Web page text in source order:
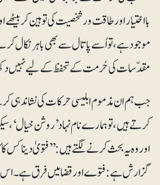
بااختیار اور طاقت ور شخصیت کی توہین کر
موجود ہے، تو اُسے پاتال سے بھی باہر نکال کر
مقدّسات کی حُرمت کے تحفظ کے لیے نہیں
جب ہم ان مذموم ابلیسی حرکات کی نشاندہی
کرتے ہیں، تو ہمارے نام نہاد ’روشن خیال‘،
اور وہ یہ بحث کرنے لگتے ہیں: ’’فتویٰ دینا
گزارش ہے :فتوے اور قضا میں فرق ہے۔اس